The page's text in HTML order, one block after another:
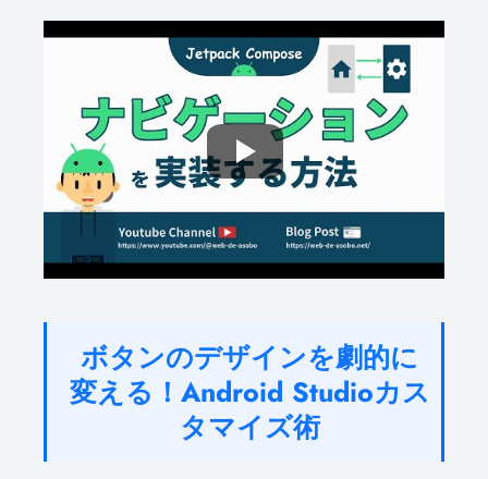
ボタンのデザインを劇的に
変える！Android Studioカス
タマイズ術